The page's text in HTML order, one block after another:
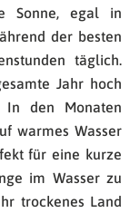
Sonne, egal in
der besten
täglich.
Jahr hoch
den Monaten
warmes Wasser
für eine kurze
im Wasser zu
trockenes Land